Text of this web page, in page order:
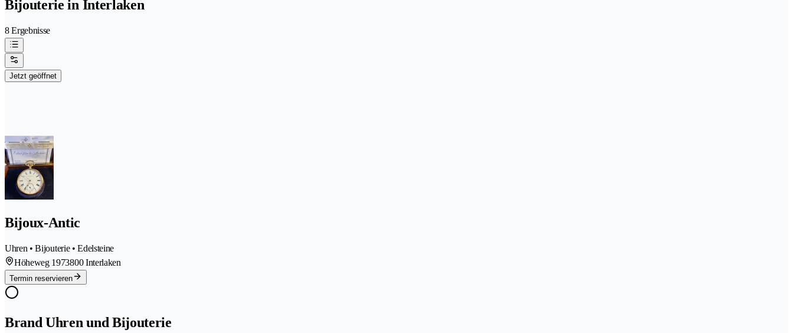
Bijouterie in Interlaken
8 Ergebnisse
Jetzt geöffnet
Bijoux-Antic
Uhren • Bijouterie • Edelsteine
Höheweg 1973800 Interlaken
Termin reservieren
Brand Uhren und Bijouterie